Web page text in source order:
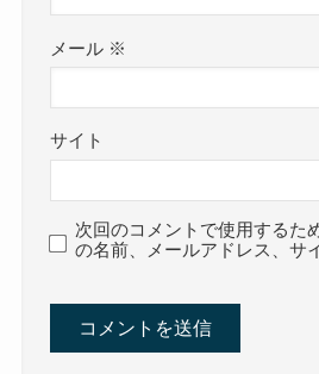
メール ※
サイト
次回のコメントで使用するた
の名前、メールアドレス、サ